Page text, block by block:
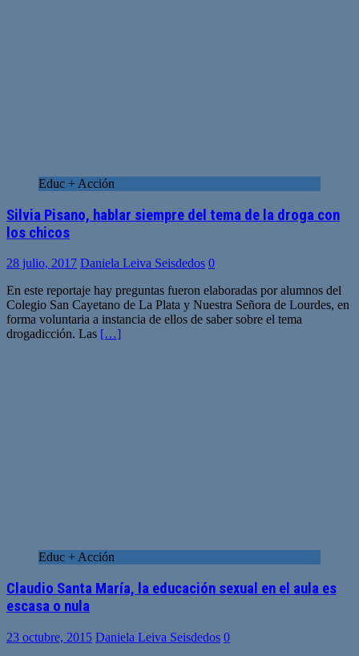
Educ + Acción
Silvia Pisano, hablar siempre del tema de la droga con
los chicos
28 julio, 2017 Daniela Leiva Seisdedos 0
En este reportaje hay preguntas fueron elaboradas por alumnos del
Colegio San Cayetano de La Plata y Nuestra Señora de Lourdes, en
forma voluntaria a instancia de ellos de saber sobre el tema
drogadicción. Las […]
Educ + Acción
Claudio Santa María, la educación sexual en el aula es
escasa o nula
23 octubre, 2015 Daniela Leiva Seisdedos 0